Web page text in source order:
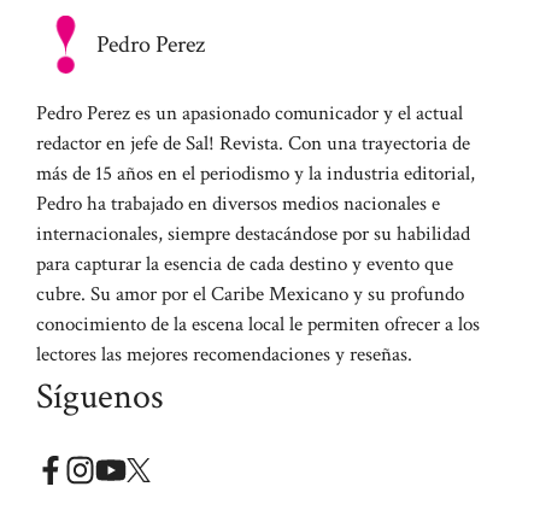
Pedro Perez
Pedro Perez es un apasionado comunicador y el actual
redactor en jefe de Sal! Revista. Con una trayectoria de
más de 15 años en el periodismo y la industria editorial,
Pedro ha trabajado en diversos medios nacionales e
internacionales, siempre destacándose por su habilidad
para capturar la esencia de cada destino y evento que
cubre. Su amor por el Caribe Mexicano y su profundo
conocimiento de la escena local le permiten ofrecer a los
lectores las mejores recomendaciones y reseñas.
Síguenos